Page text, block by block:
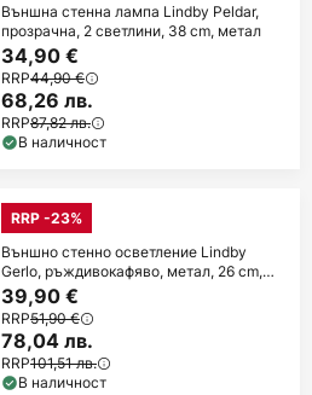
Външна стенна лампа Lindby Peldar,
прозрачна, 2 светлини, 38 cm, метал
34,90 €
RRP44,90 €
68,26 лв.
RRP87,82 лв.
В наличност
RRP -23%
Външно стенно осветление Lindby
Gerlo, ръждивокафяво, метал, 26 cm,
E27
39,90 €
RRP51,90 €
78,04 лв.
RRP101,51 лв.
В наличност